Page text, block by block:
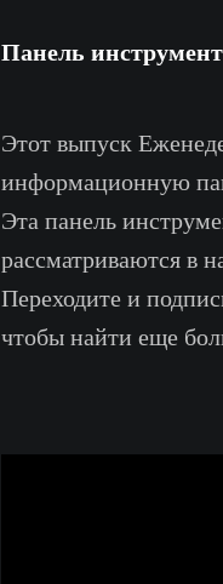
Панель
Этот выпуск
информационную
Эта панель
рассматриваются в
Переходите и
чтобы найти еще